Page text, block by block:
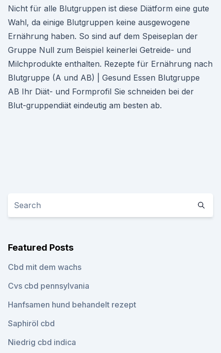
Nicht für alle Blutgruppen ist diese Diätform eine gute
Wahl, da einige Blutgruppen keine ausgewogene
Ernährung haben. So sind auf dem Speiseplan der
Gruppe Null zum Beispiel keinerlei Getreide- und
Milchprodukte enthalten. Rezepte für Ernährung nach
Blutgruppe (A und AB) | Gesund Essen Blutgruppe
AB Ihr Diät- und Formprofil Sie schneiden bei der
Blut-gruppendiät eindeutig am besten ab.
Featured Posts
Cbd mit dem wachs
Cvs cbd pennsylvania
Hanfsamen hund behandelt rezept
Saphiröl cbd
Niedrig cbd indica